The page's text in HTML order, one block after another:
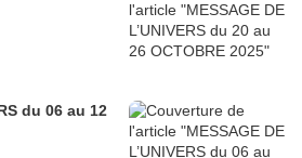
du 06 au 12